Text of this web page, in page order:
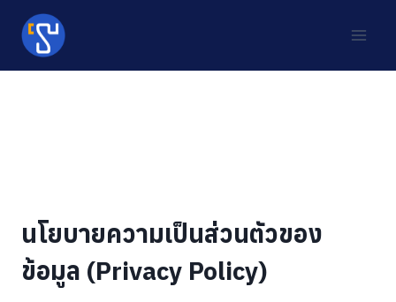
content
นโยบายความเป็นส่วนตัวของ
ข้อมูล (Privacy Policy)